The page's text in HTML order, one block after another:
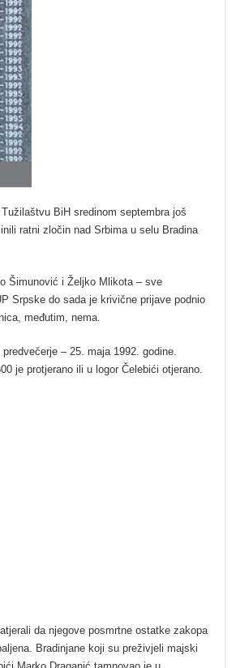
BiH sredinom septembra još
ratni zločin nad Srbima u selu Bradina
Šimunović i Željko Mlikota – sve
Srpske do sada je krivične prijave podnio
međutim, nema.
– 25. maja 1992. godine.
je protjerano ili u logor Čelebići otjerano.
da njegove posmrtne ostatke zakopa
Bradinjane koji su preživjeli majski